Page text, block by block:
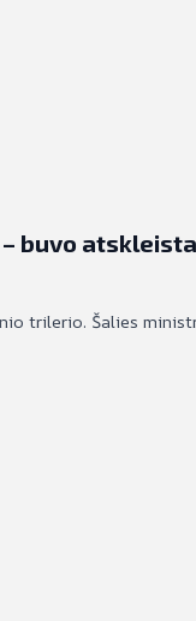
buvo
trilerio. Šalies